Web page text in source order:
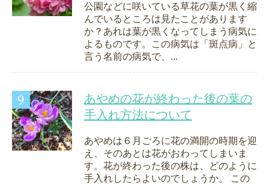
公園などに咲いている草花の葉が黒く縮
んでいるところは見たことがあります
か？あれは葉が黒くなってしまう病気に
よるものです。この病気は「斑点病」と
言う名前の病気で、...
あやめの花が終わった後の葉の
手入れ方法について
あやめは６月ごろに花の満開の時期を迎
え、そのあとは花がおわってしまいま
す。花が終わった後の株は、どのように
手入れしたらよいのでしょうか。 この